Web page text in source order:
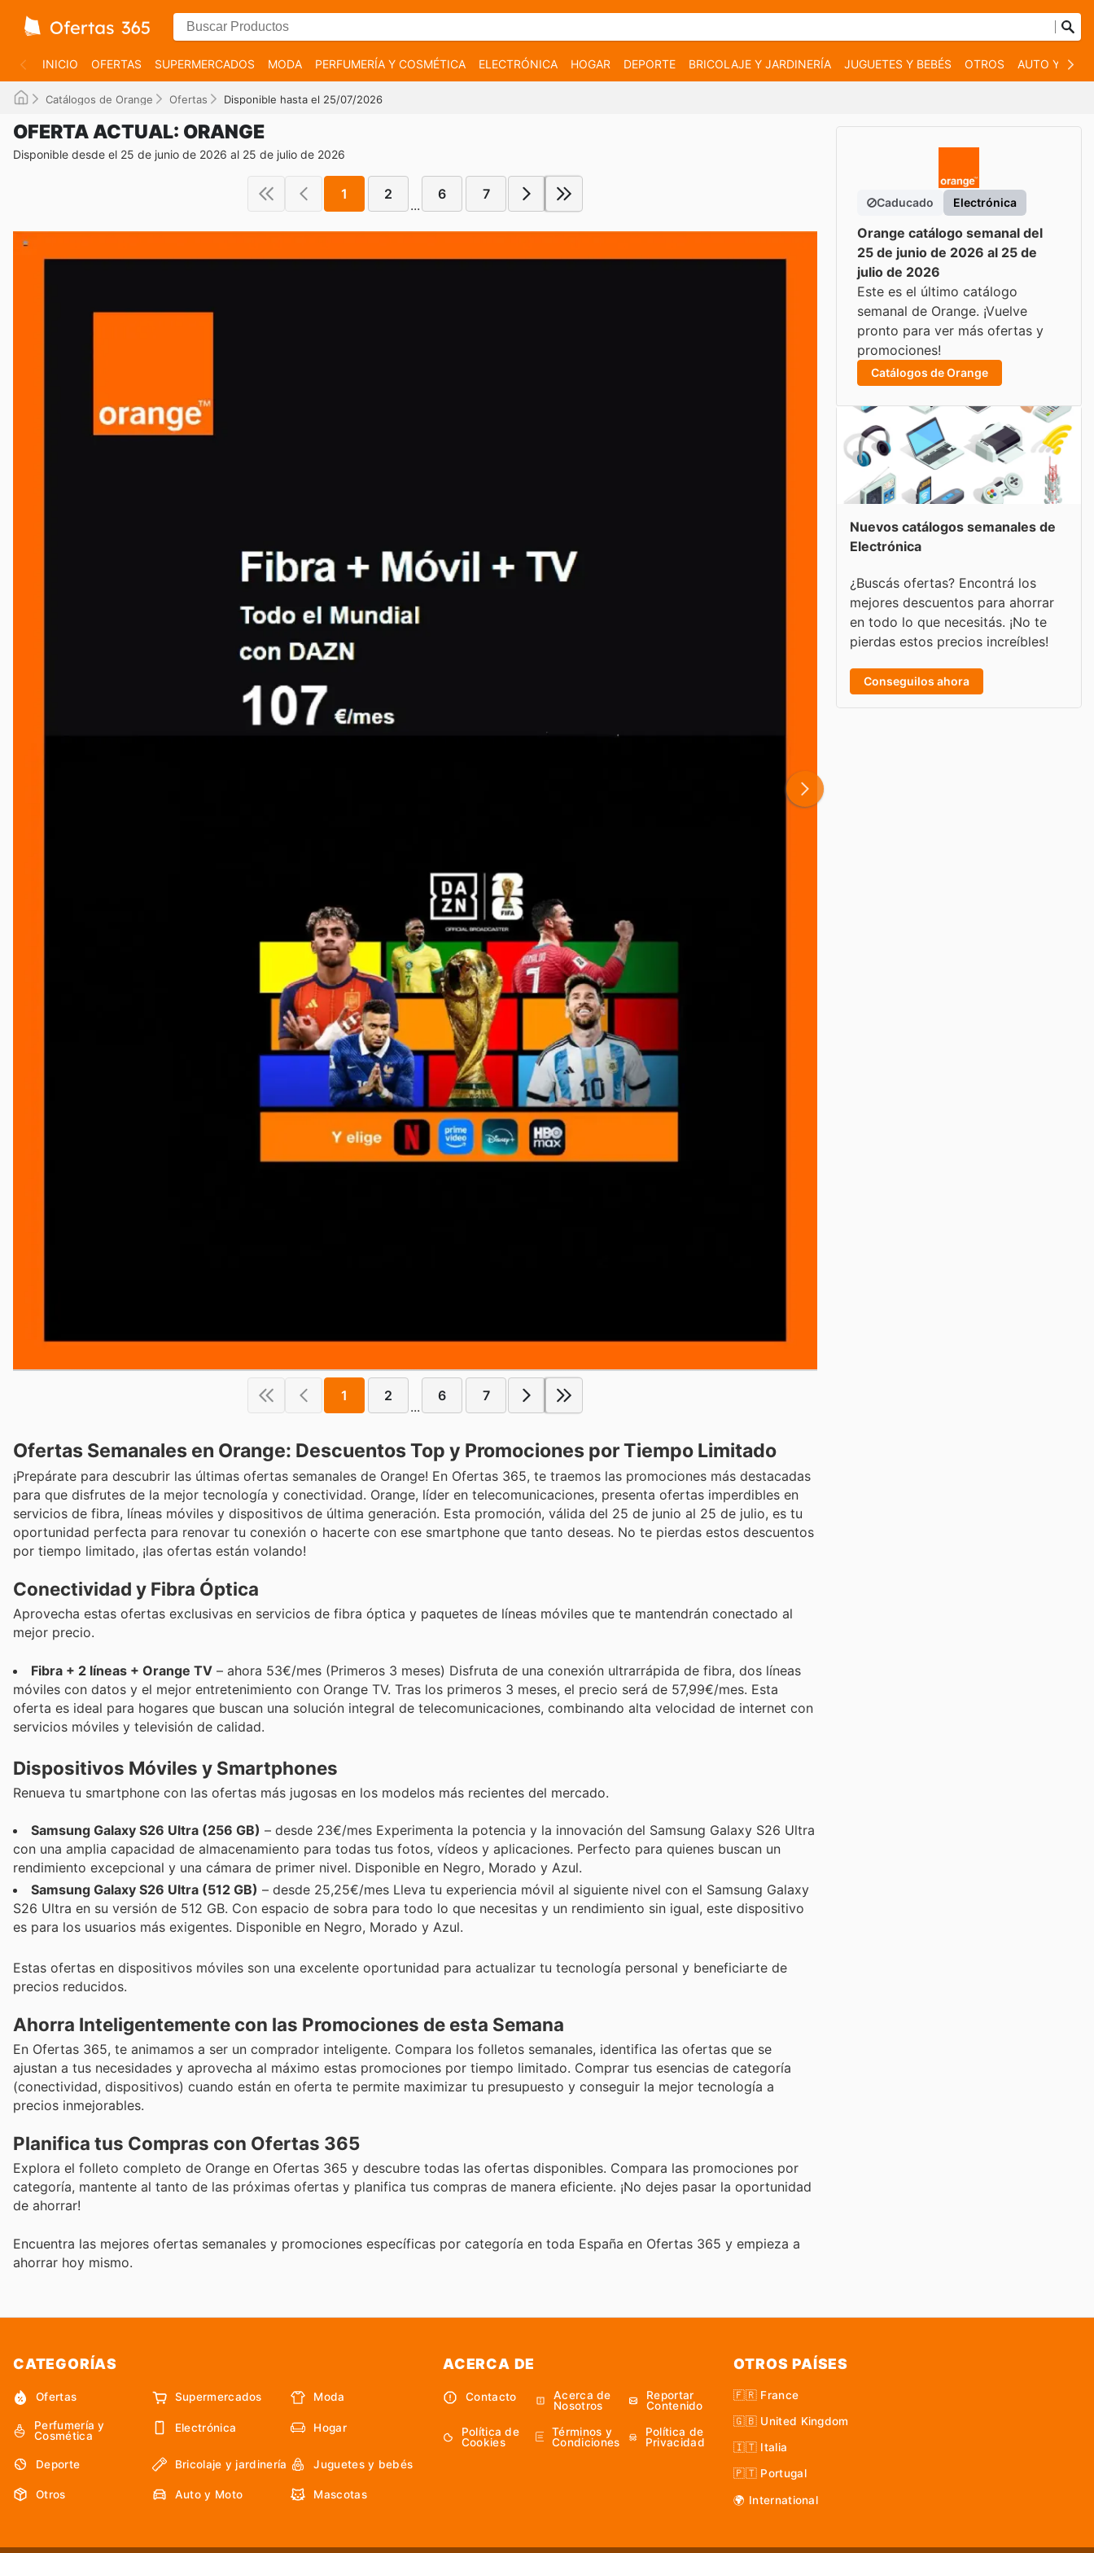
INICIO OFERTAS SUPERMERCADOS MODA PERFUMERÍA Y COSMÉTICA ELECTRÓNICA HOGAR DEPORTE BRICOLAJE Y JARDINERÍA JUGUETES Y BEBÉS OTROS AUTO Y
Catálogos de Orange Ofertas Disponible hasta el 25/07/2026
OFERTA ACTUAL: ORANGE
Disponible desde el 25 de junio de 2026 al 25 de julio de 2026
1 2
...
6 7
1 2
...
6 7
Ofertas Semanales en Orange: Descuentos Top y Promociones por Tiempo Limitado
¡Prepárate para descubrir las últimas ofertas semanales de Orange! En Ofertas 365, te traemos las promociones más destacadas
para que disfrutes de la mejor tecnología y conectividad. Orange, líder en telecomunicaciones, presenta ofertas imperdibles en
servicios de fibra, líneas móviles y dispositivos de última generación. Esta promoción, válida del 25 de junio al 25 de julio, es tu
oportunidad perfecta para renovar tu conexión o hacerte con ese smartphone que tanto deseas. No te pierdas estos descuentos
por tiempo limitado, ¡las ofertas están volando!
Conectividad y Fibra Óptica
Aprovecha estas ofertas exclusivas en servicios de fibra óptica y paquetes de líneas móviles que te mantendrán conectado al
mejor precio.
Fibra + 2 líneas + Orange TV – ahora 53€/mes (Primeros 3 meses) Disfruta de una conexión ultrarrápida de fibra, dos líneas
móviles con datos y el mejor entretenimiento con Orange TV. Tras los primeros 3 meses, el precio será de 57,99€/mes. Esta
oferta es ideal para hogares que buscan una solución integral de telecomunicaciones, combinando alta velocidad de internet con
servicios móviles y televisión de calidad.
Dispositivos Móviles y Smartphones
Renueva tu smartphone con las ofertas más jugosas en los modelos más recientes del mercado.
Samsung Galaxy S26 Ultra (256 GB) – desde 23€/mes Experimenta la potencia y la innovación del Samsung Galaxy S26 Ultra
con una amplia capacidad de almacenamiento para todas tus fotos, vídeos y aplicaciones. Perfecto para quienes buscan un
rendimiento excepcional y una cámara de primer nivel. Disponible en Negro, Morado y Azul.
Samsung Galaxy S26 Ultra (512 GB) – desde 25,25€/mes Lleva tu experiencia móvil al siguiente nivel con el Samsung Galaxy
S26 Ultra en su versión de 512 GB. Con espacio de sobra para todo lo que necesitas y un rendimiento sin igual, este dispositivo
es para los usuarios más exigentes. Disponible en Negro, Morado y Azul.
Estas ofertas en dispositivos móviles son una excelente oportunidad para actualizar tu tecnología personal y beneficiarte de
precios reducidos.
Ahorra Inteligentemente con las Promociones de esta Semana
En Ofertas 365, te animamos a ser un comprador inteligente. Compara los folletos semanales, identifica las ofertas que se
ajustan a tus necesidades y aprovecha al máximo estas promociones por tiempo limitado. Comprar tus esencias de categoría
(conectividad, dispositivos) cuando están en oferta te permite maximizar tu presupuesto y conseguir la mejor tecnología a
precios inmejorables.
Planifica tus Compras con Ofertas 365
Explora el folleto completo de Orange en Ofertas 365 y descubre todas las ofertas disponibles. Compara las promociones por
categoría, mantente al tanto de las próximas ofertas y planifica tus compras de manera eficiente. ¡No dejes pasar la oportunidad
de ahorrar!
Encuentra las mejores ofertas semanales y promociones específicas por categoría en toda España en Ofertas 365 y empieza a
ahorrar hoy mismo.
Caducado Electrónica
Orange catálogo semanal del
25 de junio de 2026 al 25 de
julio de 2026
Este es el último catálogo
semanal de Orange. ¡Vuelve
pronto para ver más ofertas y
promociones!
Catálogos de Orange
Nuevos catálogos semanales de
Electrónica
¿Buscás ofertas? Encontrá los
mejores descuentos para ahorrar
en todo lo que necesitás. ¡No te
pierdas estos precios increíbles!
Conseguilos ahora
CATEGORÍAS
Ofertas Supermercados Moda
Perfumería y
Cosmética
Electrónica Hogar
Deporte Bricolaje y jardinería Juguetes y bebés
Otros Auto y Moto Mascotas
ACERCA DE
Contacto
Acerca de
Nosotros
Reportar
Contenido
Política de
Cookies
Términos y
Condiciones
Política de
Privacidad
OTROS PAÍSES
🇫🇷 France
🇬🇧 United Kingdom
🇮🇹 Italia
🇵🇹 Portugal
🌍 International